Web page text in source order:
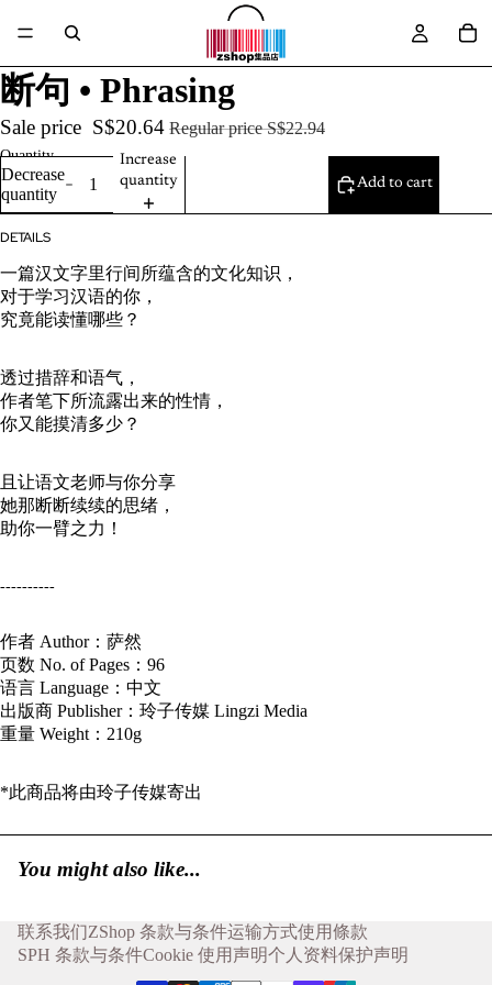
断句 • Phrasing
Sale price S$20.64 Regular priceS$22.94
Quantity
Decrease
quantity
Increase
quantity
Add to cart
DETAILS
一篇汉文字里行间所蕴含的文化知识，
对于学习汉语的你，
究竟能读懂哪些？
透过措辞和语气，
作者笔下所流露出来的性情，
你又能摸清多少？
且让语文老师与你分享
她那断断续续的思绪，
助你一臂之力！
----------
作者 Author：萨然
页数 No. of Pages：96
语言 Language：中文
出版商 Publisher：玲子传媒 Lingzi Media
重量 Weight：210g
*此商品将由玲子传媒寄出
You might also like...
联系我们ZShop 条款与条件运输方式使用條款
SPH 条款与条件Cookie 使用声明个人资料保护声明